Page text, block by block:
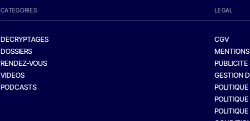
CATEGORIES
DECRYPTAGES
DOSSIERS
RENDEZ-VOUS
VIDEOS
PODCASTS
LEGAL
CGV
GESTION
POLITIQUE